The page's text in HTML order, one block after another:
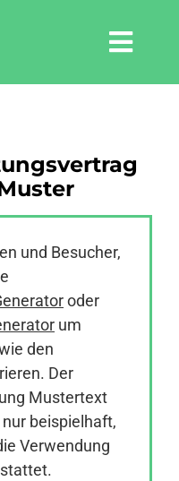
und Besucher,
oder
um
den
Der
Mustertext
beispielhaft,
Verwendung